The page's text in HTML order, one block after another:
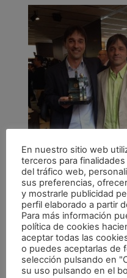
ANTERIOR
En nuestro sitio web
terceros para
del tráfico web,
sus preferencias,
y mostrarle publicidad
perfil elaborado a partir
Para más información
política de cookies
aceptar todas las
o puedes aceptarlas de
selección pulsando en
su uso pulsando en el